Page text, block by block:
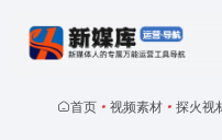
首页 • 视频素材 • 探火视